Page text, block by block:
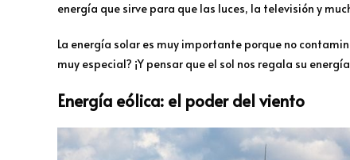
energía que sirve para que las luces, la televisión y
La energía solar es muy importante porque no
muy especial? ¡Y pensar que el sol nos regala su
Energía eólica: el poder del viento